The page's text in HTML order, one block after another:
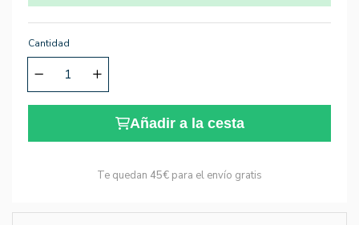
Cantidad
Añadir a la cesta
Te quedan 45€ para el envío gratis